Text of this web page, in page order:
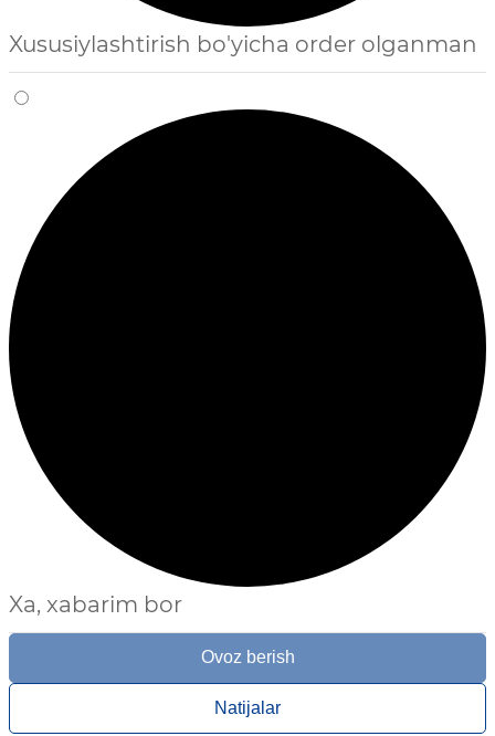
Xususiylashtirish bo'yicha order olganman
Xa, xabarim bor
Ovoz berish
Natijalar